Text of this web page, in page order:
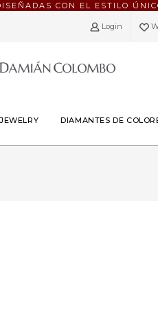
CON EL ESTILO
Login
DIAMANTES DE